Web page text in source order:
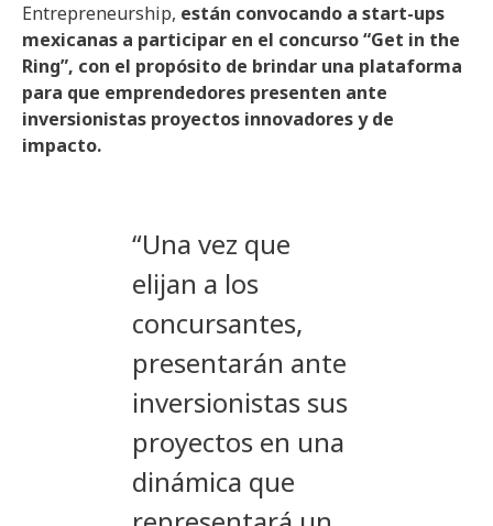
Entrepreneurship, están convocando a start-ups
mexicanas a participar en el concurso “Get in the
Ring”, con el propósito de brindar una plataforma
para que emprendedores presenten ante
inversionistas proyectos innovadores y de
impacto.
“Una vez que
elijan a los
concursantes,
presentarán ante
inversionistas sus
proyectos en una
dinámica que